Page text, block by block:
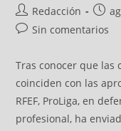
Redacción
Sin comentarios
Tras conocer que las
coinciden con las
RFEF, ProLiga, en
profesional, ha